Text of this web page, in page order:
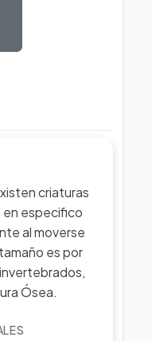
criaturas
especifico
al moverse
es por
Ósea.